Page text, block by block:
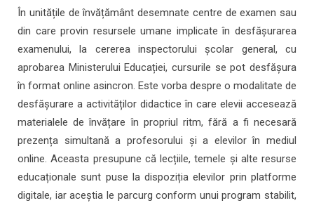
În unitățile de învățământ desemnate centre de examen sau
din care provin resursele umane implicate în desfășurarea
examenului, la cererea inspectorului școlar general, cu
aprobarea Ministerului Educației, cursurile se pot desfășura
în format online asincron. Este vorba despre o modalitate de
desfășurare a activităților didactice în care elevii accesează
materialele de învățare în propriul ritm, fără a fi necesară
prezența simultană a profesorului și a elevilor în mediul
online. Aceasta presupune că lecțiile, temele și alte resurse
educaționale sunt puse la dispoziția elevilor prin platforme
digitale, iar aceștia le parcurg conform unui program stabilit,